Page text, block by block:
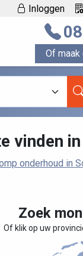
Inloggen
Of
vinden
onderhoud in
Zoek
Of klik op uw